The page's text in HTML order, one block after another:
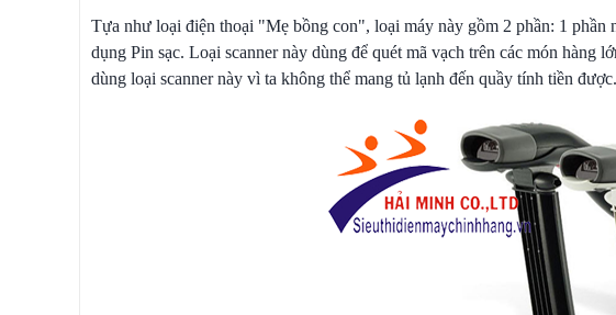
Tựa như loại điện thoại "Mẹ bồng con", loại máy này gồm 2 phần: 1
dụng Pin sạc. Loại scanner này dùng để quét mã vạch trên các món hàng
dùng loại scanner này vì ta không thể mang tủ lạnh đến quầy tính tiền được.